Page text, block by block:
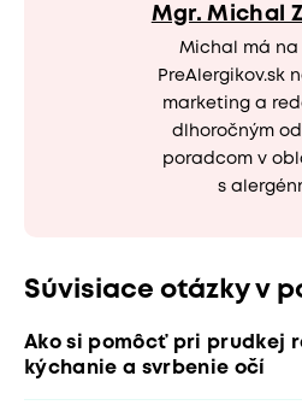
Mgr. Michal
Michal má
PreAlergikov.sk
marketing a
dlhoročným
poradcom v
s
Súvisiace otázky v
Ako si pomôcť pri prudkej
kýchanie a svrbenie očí